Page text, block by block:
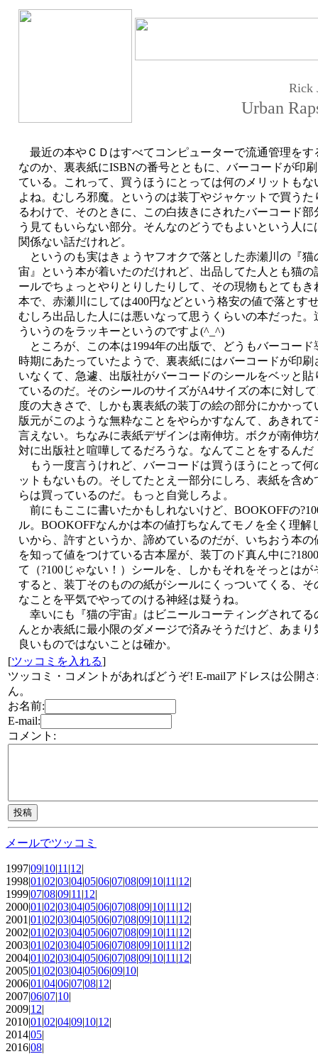
Rick
Urban
最近の本やＣＤはすべてコンピューターで流通管理をす
なのか、裏表紙にISBNの番号とともに、バーコードが印
ている。これって、買うほうにとっては何のメリットもな
よね。むしろ邪魔。というのは装丁やジャケットで買うた
るわけで、そのときに、この白抜きにされたバーコード部
う見てもいらない部分。そんなのどうでもよいという人に
関係ない話だけれど。
というのも実はきょうヤフオクで落とした赤瀬川の『猫
宙』という本が着いたのだけれど、出品してた人とも猫の
ールでちょっとやりとりしたりして、その現物もとてもき
本で、赤瀬川にしては400円などという格安の値で落とす
むしろ出品した人には悪いなって思うくらいの本だった。
ういうのをラッキーというのですよ(^_^)
ところが、この本は1994年の出版で、どうもバーコード
時期にあたっていたようで、裏表紙にはバーコードが印刷
いなくて、急遽、出版社がバーコードのシールをベッと貼
ているのだ。そのシールのサイズがA4サイズの本に対して
度の大きさで、しかも裏表紙の装丁の絵の部分にかかって
版元がこのような無粋なことをやらかすなんて、あきれて
言えない。ちなみに表紙デザインは南伸坊。ボクが南伸坊
対に出版社と喧嘩してるだろうな。なんてことをするんだ
もう一度言うけれど、バーコードは買うほうにとって何
ットもないもの。そしてたとえ一部分にしろ、表紙を含め
らは買っているのだ。もっと自覚しろよ。
前にもここに書いたかもしれないけど、BOOKOFFの
ル。BOOKOFFなんかは本の値打ちなんてモノを全く理解
いから、許すというか、諦めているのだが、いちおう本の
を知って値をつけている古本屋が、装丁のド真ん中に
て（?100じゃない！）シールを、しかもそれをそっとはが
すると、装丁そのものの紙がシールにくっついてくる、そ
なことを平気でやってのける神経は疑うね。
幸いにも『猫の宇宙』はビニールコーティングされてる
んとか表紙に最小限のダメージで済みそうだけど、あまり
良いものではないことは確か。
[ツッコミを入れる]
ツッコミ・コメントがあればどうぞ! E-mailアドレスは公開
ん。
お名前:
E-mail:
コメント:
メールでツッコミ
1997|09|10|11 |12|
1998|01 |02|03|04|05|06|07|08|09|10|11 |12|
1999|07|08|09|11 |12|
2000|01 |02|03|04|05|06|07|08|09|10|11 |12|
2001|01 |02|03|04|05|06|07|08|09|10|11 |12|
2002|01 |02|03|04|05|06|07|08|09|10|11 |12|
2003|01 |02|03|04|05|06|07|08|09|10|11 |12|
2004|01 |02|03|04|05|06|07|08|09|10|11 |12|
2005|01 |02|03|04|05|06|09|10|
2006|01 |04|06|07|08|12|
2007|06|07|10|
2009|12|
2010|01 |02|04|09|10|12|
2014|05|
2016|08|